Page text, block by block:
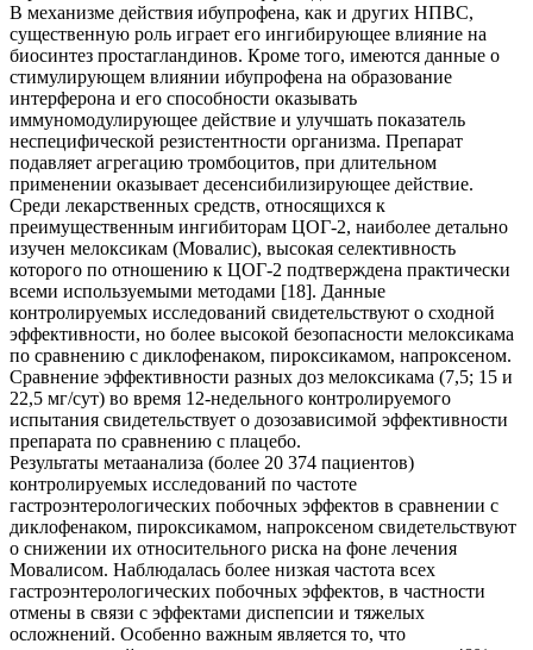
В механизме действия ибупрофена, как и других НПВС,
существенную роль играет его ингибирующее влияние на
биосинтез простагландинов. Кроме того, имеются данные о
стимулирующем влиянии ибупрофена на образование
интерферона и его способности оказывать
иммуномодулирующее действие и улучшать показатель
неспецифической резистентности организма. Препарат
подавляет агрегацию тромбоцитов, при длительном
применении оказывает десенсибилизирующее действие.
Среди лекарственных средств, относящихся к
преимущественным ингибиторам ЦОГ-2, наиболее детально
изучен мелоксикам (Мовалис), высокая селективность
которого по отношению к ЦОГ-2 подтверждена практически
всеми используемыми методами [18]. Данные
контролируемых исследований свидетельствуют о сходной
эффективности, но более высокой безопасности мелоксикама
по сравнению с диклофенаком, пироксикамом, напроксеном.
Сравнение эффективности разных доз мелоксикама (7,5; 15 и
22,5 мг/сут) во время 12-недельного контролируемого
испытания свидетельствует о дозозависимой эффективности
препарата по сравнению с плацебо.
Результаты метаанализа (более 20 374 пациентов)
контролируемых исследований по частоте
гастроэнтерологических побочных эффектов в сравнении с
диклофенаком, пироксикамом, напроксеном свидетельствуют
о снижении их относительного риска на фоне лечения
Мовалисом. Наблюдалась более низкая частота всех
гастроэнтерологических побочных эффектов, в частности
отмены в связи с эффектами диспепсии и тяжелых
осложнений. Особенно важным является то, что